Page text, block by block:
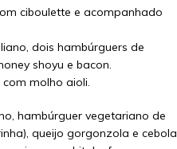
ciboulette e acompanhado
dois hambúrguers de
shoyu e bacon.
molho aioli.
hambúrguer vegetariano de
queijo gorgonzola e cebola